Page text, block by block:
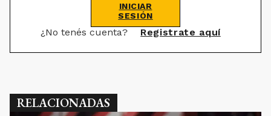
INICIAR
SESIÓN
¿No tenés cuenta? Registrate aquí
RELACIONADAS